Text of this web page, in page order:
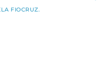
FIOCRUZ.